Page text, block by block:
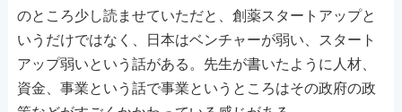
のところ少し読ませていただと、創薬スタートアップと
いうだけではなく、日本はベンチャーが弱い、スタート
アップ弱いという話がある。先生が書いたように人材、
資金、事業という話で事業というところはその政府の政